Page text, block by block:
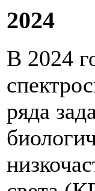
2024
В 2024
ряда